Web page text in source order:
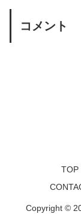
コメント
TOP
Copyright ©